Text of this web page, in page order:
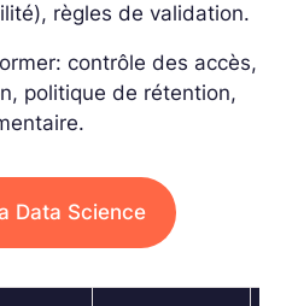
règles de validation.
contrôle des accès,
politique de rétention,
Data Science